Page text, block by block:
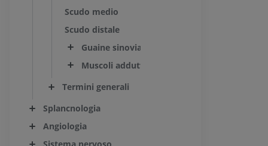
Scudo medio
Scudo distale
Guaine sinoviali dei tendini delle dita del
Muscoli adduttori
Termini generali
Splancnologia
Angiologia